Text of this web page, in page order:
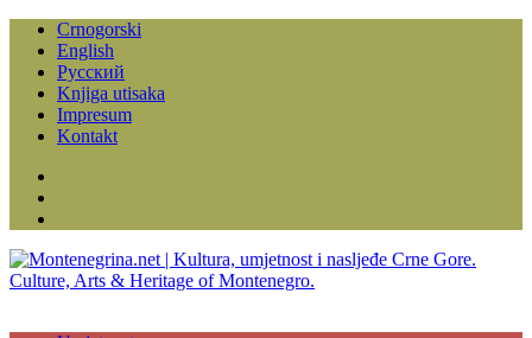
Crnogorski
English
Русский
Knjiga utisaka
Impresum
Kontakt